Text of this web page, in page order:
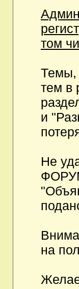
том
Темы,
тем в
и
Не
на